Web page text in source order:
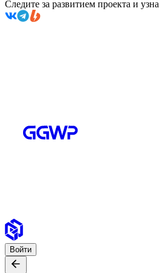
Следите за развитием проекта и
Войти